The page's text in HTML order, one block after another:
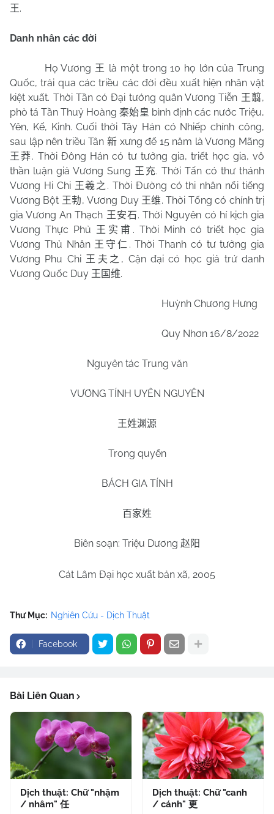
王.
Danh nhân các đời
Họ Vương 王 là một trong 10 họ lớn của Trung
Quốc, trải qua các triều các đời đều xuất hiện nhân vật
kiệt xuất. Thời Tần có Đại tướng quân Vương Tiễn 王翦,
phò tá Tần Thuỷ Hoàng秦始皇 bình định các nước Triệu,
Yên, Kế, Kinh. Cuối thời Tây Hán có Nhiếp chính công,
sau lập nên triều Tân 新 xưng đế 15 năm là Vương Mãng
王莽. Thời Đông Hán có tư tưởng gia, triết học gia, vô
thần luận giả Vương Sung 王充. Thời Tấn có thư thánh
Vương Hi Chi 王羲之 . Thời Đường có thi nhân nổi tiếng
Vương Bột 王勃, Vương Duy 王维. Thời Tống có chính trị
gia Vương An Thạch 王安石. Thời Nguyên có hí kịch gia
Vương Thực Phủ
王实甫 . Thời Minh có triết học gia
Vương Thủ Nhân 王守仁 . Thời Thanh có tư tưởng gia
Vương Phu Chi 王夫之 , Cận đại có học giả trứ danh
Vương Quốc Duy 王国维.
Huỳnh Chương Hưng
Quy Nhơn 16/8/2022
Nguyên tác Trung văn
VƯƠNG TÍNH UYÊN NGUYÊN
王姓渊源
Trong quyển
BÁCH GIA TÍNH
百家姓
Biên soạn: Triệu Dương 赵阳
Cát Lâm Đại học xuất bản xã, 2005
Thư Mục: Nghiên Cứu - Dịch Thuật
Facebook
Bài Liên Quan
Dịch thuật: Chữ "nhậm
/ nhâm" 任
Dịch thuật: Chữ "canh
/ cánh" 更